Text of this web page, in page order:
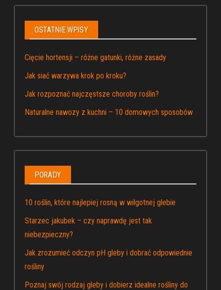
OSTATNIE WPISY
Cięcie hortensji – różne gatunki, różne zasady
Jak siać warzywa krok po kroku?
Jak rozpoznać najczęstsze choroby roślin?
Naturalne nawozy z kuchni – 10 domowych sposobów
PORADY
10 roślin, które najlepiej rosną w wilgotnej glebie
Starzec jakubek – czy naprawdę jest tak
niebezpieczny?
Jak zrozumieć odczyn pH gleby i dobrać odpowiednie
rośliny
Poznaj swój rodzaj gleby i dobierz idealne rośliny do